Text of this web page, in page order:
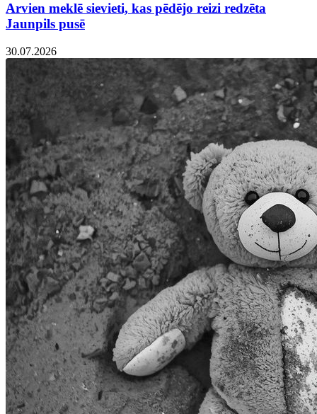
Arvien meklē sievieti, kas pēdējo reizi redzēta
Jaunpils pusē
30.07.2026